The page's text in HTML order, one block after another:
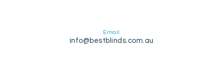
Email
info@bestblinds.com.au